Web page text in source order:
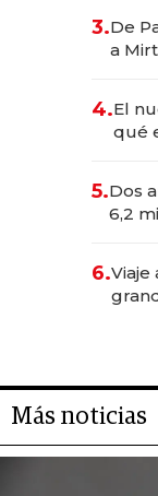
las
3.De
a
4.El
qué
5.Dos
6,2
6.Viaje
Más noticias